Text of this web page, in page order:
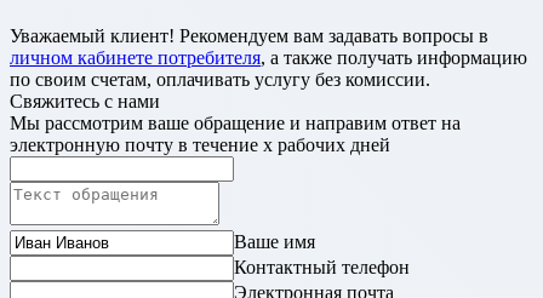
Уважаемый клиент! Рекомендуем вам задавать вопросы в
личном кабинете потребителя, а также получать информацию
по своим счетам, оплачивать услугу без комиссии.
Свяжитесь с нами
Мы рассмотрим ваше обращение и направим ответ на
электронную почту в течение х рабочих дней
Ваше имя
Контактный телефон
Электронная почта